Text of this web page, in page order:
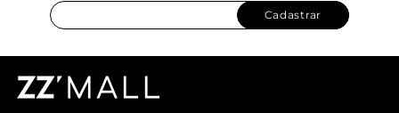
Cadastrar